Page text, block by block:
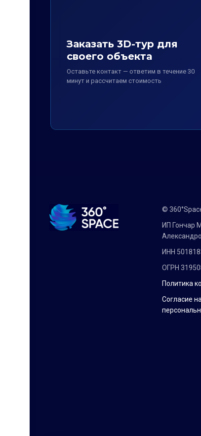
Заказать 3D-тур для
своего объекта
Оставьте контакт — ответим в течение 30
минут и рассчитаем стоимость
©
ИП Гончар
ИНН
ОГРН
Политика
Согласие